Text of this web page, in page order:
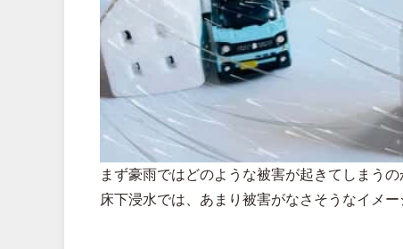
まず豪雨ではどのような被害が起きてしまう
床下浸水では、あまり被害がなさそうなイメ